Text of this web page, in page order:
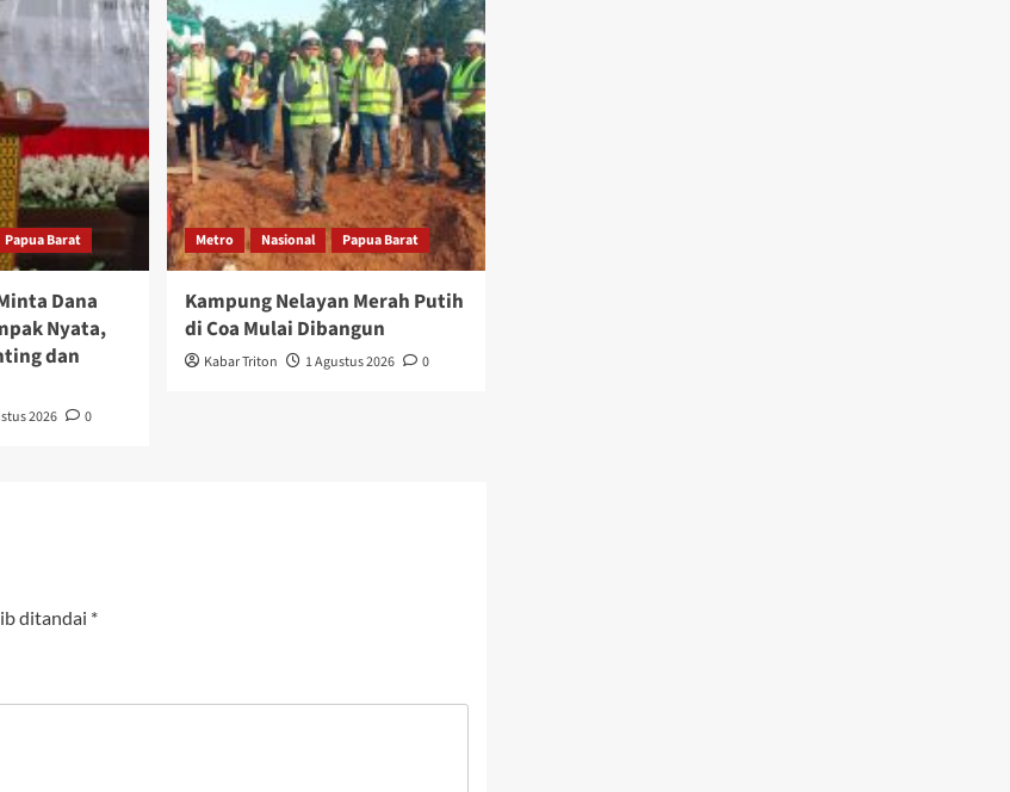
Papua Barat
Dana
Nyata,
dan
2026 0
Metro Nasional Papua Barat
Kampung Nelayan Merah Putih
di Coa Mulai Dibangun
Kabar Triton 1 Agustus 2026 0
ditandai *